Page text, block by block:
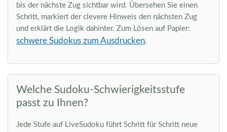
bis der nächste Zug sichtbar wird. Übersehen Sie einen
Schritt, markiert der clevere Hinweis den nächsten Zug
und erklärt die Logik dahinter. Zum Lösen auf Papier:
schwere Sudokus zum Ausdrucken.
Welche Sudoku-Schwierigkeitsstufe
passt zu Ihnen?
Jede Stufe auf LiveSudoku führt Schritt für Schritt neue